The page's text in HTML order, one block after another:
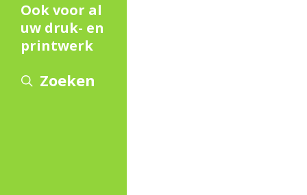
Ook voor al
uw druk- en
printwerk
Zoeken